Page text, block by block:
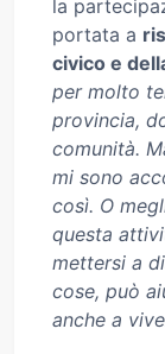
la
portata a
civico e
per molto
provincia,
comunità.
mi sono
così. O
questa
mettersi a
cose, può
anche a